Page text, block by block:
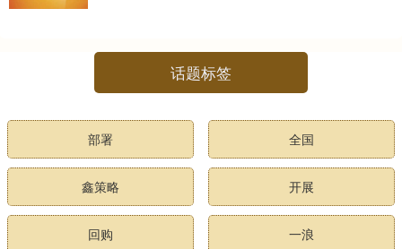
话题标签
部署 全国
鑫策略 开展
回购 一浪